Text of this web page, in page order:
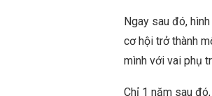
Ngay sau đó,
cơ hội trở thành
mình với vai phụ
Chỉ 1 năm sau